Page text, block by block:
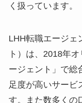
く扱っています。
LHH転職エージェ
ト）は、2018年
ージェント」で総
足度が高いサービ
す。また数多くの